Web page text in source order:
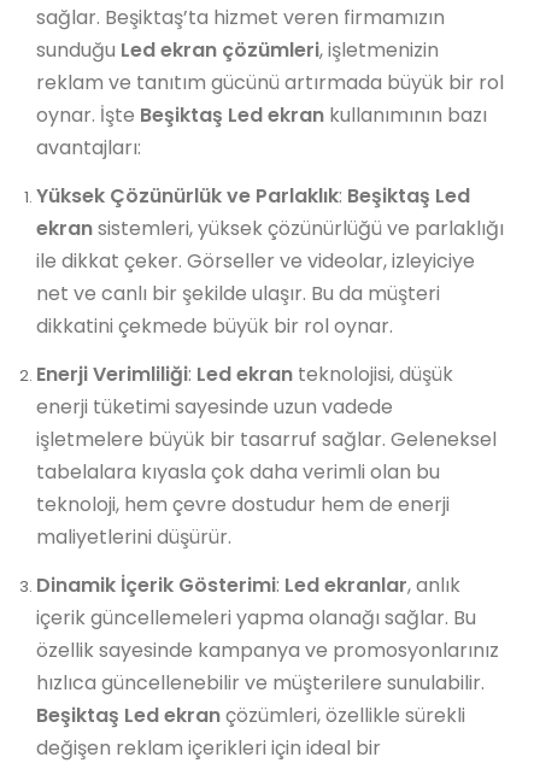
sağlar. Beşiktaş’ta hizmet veren firmamızın
sunduğu Led ekran çözümleri, işletmenizin
reklam ve tanıtım gücünü artırmada büyük bir rol
oynar. İşte Beşiktaş Led ekran kullanımının bazı
avantajları:
Yüksek Çözünürlük ve Parlaklık: Beşiktaş Led
ekransistemleri, yüksek çözünürlüğü ve parlaklığı
ile dikkat çeker. Görseller ve videolar, izleyiciye
net ve canlı bir şekilde ulaşır. Bu da müşteri
dikkatini çekmede büyük bir rol oynar.
Enerji Verimliliği: Led ekran teknolojisi, düşük
enerji tüketimi sayesinde uzun vadede
işletmelere büyük bir tasarruf sağlar. Geleneksel
tabelalara kıyasla çok daha verimli olan bu
teknoloji, hem çevre dostudur hem de enerji
maliyetlerini düşürür.
Dinamik İçerik Gösterimi: Led ekranlar, anlık
içerik güncellemeleri yapma olanağı sağlar. Bu
özellik sayesinde kampanya ve promosyonlarınız
hızlıca güncellenebilir ve müşterilere sunulabilir.
Beşiktaş Led ekrançözümleri, özellikle sürekli
değişen reklam içerikleri için ideal bir